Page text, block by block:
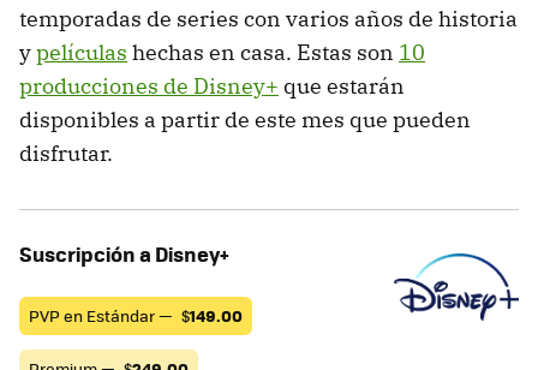
temporadas de series con varios años de historia
ypelículas hechas en casa. Estas son 10
producciones de Disney+ que estarán
disponibles a partir de este mes que pueden
disfrutar.
Suscripción a Disney+
PVP en Estándar — $149.00